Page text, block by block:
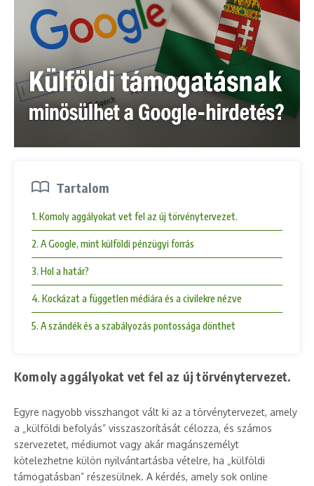
Tartalom
1. Komoly aggályokat vet fel az új törvénytervezet.
2. A Google, mint külföldi pénzügyi forrás
3. Hol a határ?
4. Kockázat a független médiára és a civilekre nézve
5. A szándék és a szabályozás pontossága dönthet
Komoly aggályokat vet fel az új törvénytervezet.
Egyre nagyobb visszhangot vált ki az a törvénytervezet, amely
a „külföldi befolyás” visszaszorítását célozza, és számos
szervezetet, médiumot vagy akár magánszemélyt
kötelezhetne külön nyilvántartásba vételre, ha „külföldi
támogatásban” részesülnek. A kérdés, amely sok online